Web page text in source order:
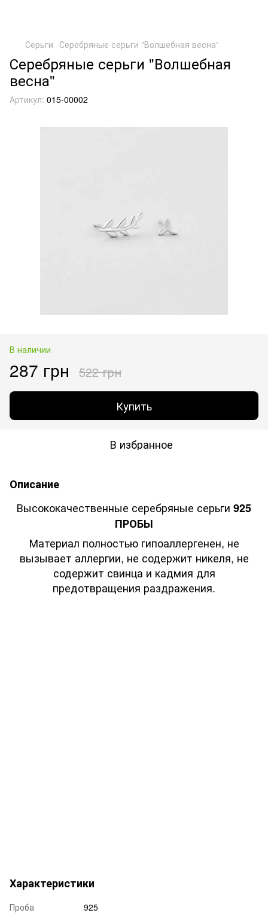
Серьги Серебряные серьги "Волшебная весна"
Серебряные серьги "Волшебная
весна"
Артикул: 015-00002
В наличии
287 грн 522 грн
Купить
В избранное
Описание
Высококачественные серебряные серьги 925
ПРОБЫ
Материал полностью гипоаллергенен, не
вызывает аллергии, не содержит никеля, не
содержит свинца и кадмия для
предотвращения раздражения.
Характеристики
Проба
925